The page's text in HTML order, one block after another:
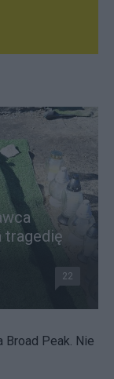
tragedię
22
Broad Peak. Nie